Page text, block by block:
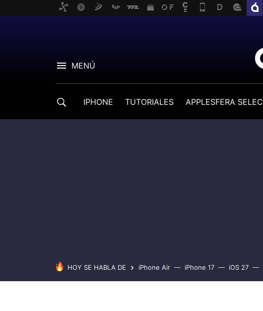
MENÚ
IPHONE TUTORIALES APPLESFERA
HOY SE HABLA DE iPhone Air iPhone 17 iOS 27